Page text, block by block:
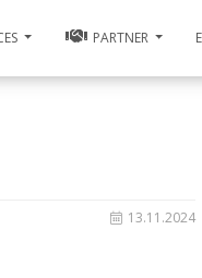
PARTNER
13.11.2024